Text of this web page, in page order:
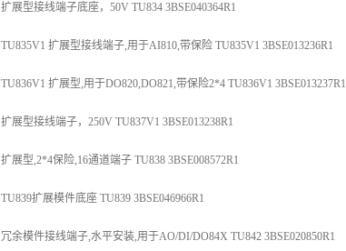
扩展型接线端子底座，50V TU834 3BSE040364R1
TU835V1 扩展型接线端子,用于AI810,带保险 TU835V1 3BSE013236R1
TU836V1 扩展型,用于DO820,DO821,带保险2*4 TU836V1 3BSE013237R1
扩展型接线端子，250V TU837V1 3BSE013238R1
扩展型,2*4保险,16通道端子 TU838 3BSE008572R1
TU839扩展模件底座 TU839 3BSE046966R1
冗余模件接线端子,水平安装,用于AO/DI/DO84X TU842 3BSE020850R1